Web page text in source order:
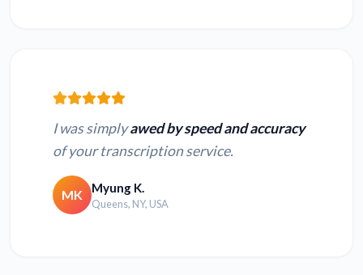
I was simplyawed by speed and accuracy
of your transcription service.
MK Myung K.
Queens, NY, USA